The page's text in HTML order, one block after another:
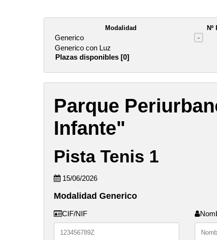
Modalidad Nº
Generico -
Generico con Luz
Plazas disponibles [0]
Parque
Infante"
Pista Tenis 1
15/06/2026
Modalidad Generico
CIF/NIF